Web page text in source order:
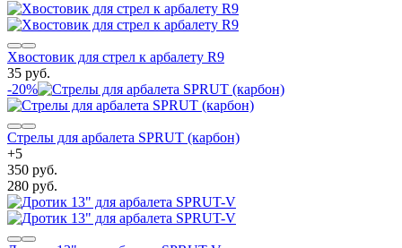
Хвостовик для стрел к арбалету R9
35 руб.
-20%
Стрелы для арбалета SPRUT (карбон)
+5
350 руб.
280 руб.